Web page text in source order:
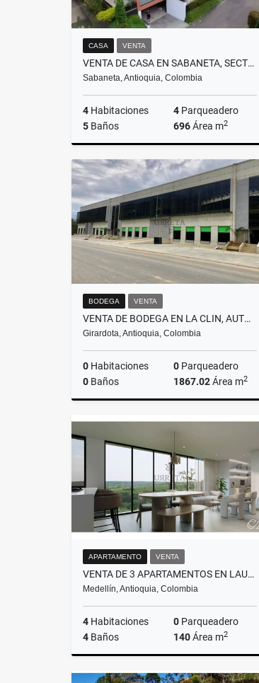
CASA VENTA
VENTA DE CASA EN SABANETA, SECTOR CAÑAVERALEJO
Sabaneta, Antioquia, Colombia
4 Habitaciones 4 Parqueadero
5 Baños 696Área m2
Venta
$2.850.000.000
BODEGA VENTA
VENTA DE BODEGA EN LA CLIN, AUTOPISTA NORTE (BELLO-HATILLO)
Girardota, Antioquia, Colombia
0 Habitaciones 0 Parqueadero
0 Baños 1867.02Área m2
Venta
$9.250.000.000
APARTAMENTO VENTA
VENTA DE 3 APARTAMENTOS EN LAURELES PARA AIRBNB RENTAS CORTAS
Medellín, Antioquia, Colombia
4 Habitaciones 0 Parqueadero
4 Baños 140Área m2
Venta